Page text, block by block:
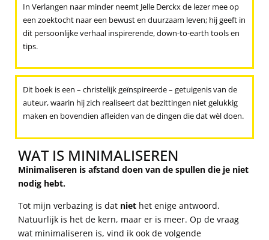
In Verlangen naar minder neemt Jelle Derckx de lezer mee op
een zoektocht naar een bewust en duurzaam leven; hij geeft in
dit persoonlijke verhaal inspirerende, down-to-earth tools en
tips.
Dit boek is een – christelijk geïnspireerde – getuigenis van de
auteur, waarin hij zich realiseert dat bezittingen niet gelukkig
maken en bovendien afleiden van de dingen die dat wèl doen.
WAT IS MINIMALISEREN
Minimaliseren is afstand doen van de spullen die je niet
nodig hebt.
Tot mijn verbazing is dat niet het enige antwoord.
Natuurlijk is het de kern, maar er is meer. Op de vraag
wat minimaliseren is, vind ik ook de volgende